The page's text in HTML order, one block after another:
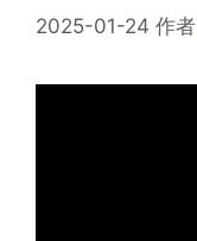
2025-01-24 作者